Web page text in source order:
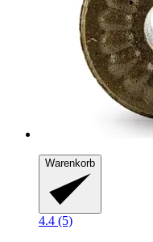
Warenkorb
4.4 (5)